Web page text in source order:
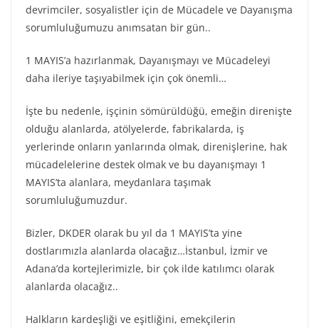
devrimciler, sosyalistler için de Mücadele ve Dayanışma
sorumluluğumuzu anımsatan bir gün..
1 MAYIS’a hazırlanmak, Dayanışmayı ve Mücadeleyi
daha ileriye taşıyabilmek için çok önemli…
İşte bu nedenle, işçinin sömürüldüğü, emeğin direnişte
olduğu alanlarda, atölyelerde, fabrikalarda, iş
yerlerinde onların yanlarında olmak, direnişlerine, hak
mücadelelerine destek olmak ve bu dayanışmayı 1
MAYIS’ta alanlara, meydanlara taşımak
sorumluluğumuzdur.
Bizler, DKDER olarak bu yıl da 1 MAYIS’ta yine
dostlarımızla alanlarda olacağız…İstanbul, İzmir ve
Adana’da kortejlerimizle, bir çok ilde katılımcı olarak
alanlarda olacağız..
Halkların kardeşliği ve eşitliğini, emekçilerin